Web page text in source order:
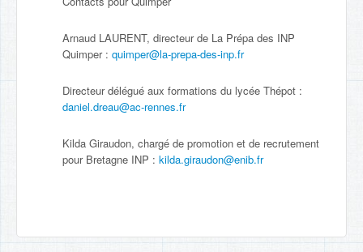
Arnaud LAURENT, directeur de La Prépa des INP
Quimper :quimper@la-prepa-des-inp.fr
Directeur délégué aux formations du lycée Thépot :
daniel.dreau@ac-rennes.fr
Kilda Giraudon, chargé de promotion et de recrutement
pour Bretagne INP :kilda.giraudon@enib.fr